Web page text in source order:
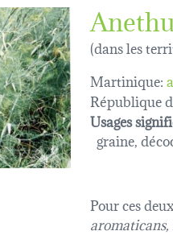
(dans les
Martinique:
République
Usages
graine,
Pour ces